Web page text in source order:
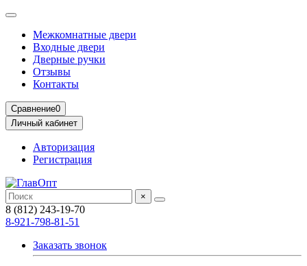
Межкомнатные двери
Входные двери
Дверные ручки
Отзывы
Контакты
Сравнение0
Личный кабинет
Авторизация
Регистрация
×
8 (812) 243-19-70
8-921-798-81-51
Заказать звонок